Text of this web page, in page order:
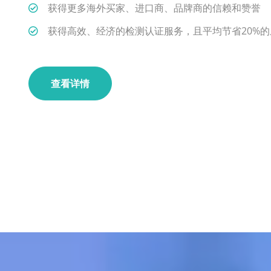
获得更多海外买家、进口商、品牌商的信赖和赞誉
获得高效、经济的检测认证服务，且平均节省20%
查看详情